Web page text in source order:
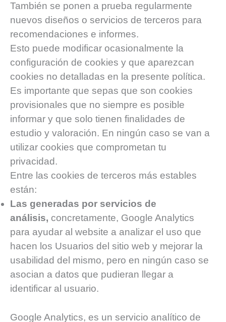
También se ponen a prueba regularmente
nuevos diseños o servicios de terceros para
recomendaciones e informes.
Esto puede modificar ocasionalmente la
configuración de cookies y que aparezcan
cookies no detalladas en la presente política.
Es importante que sepas que son cookies
provisionales que no siempre es posible
informar y que solo tienen finalidades de
estudio y valoración. En ningún caso se van a
utilizar cookies que comprometan tu
privacidad.
Entre las cookies de terceros más estables
están:
Las generadas por servicios de
análisis, concretamente, Google Analytics
para ayudar al website a analizar el uso que
hacen los Usuarios del sitio web y mejorar la
usabilidad del mismo, pero en ningún caso se
asocian a datos que pudieran llegar a
identificar al usuario.
Google Analytics, es un servicio analítico de